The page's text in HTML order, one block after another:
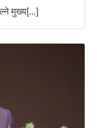
मुख्य[...]